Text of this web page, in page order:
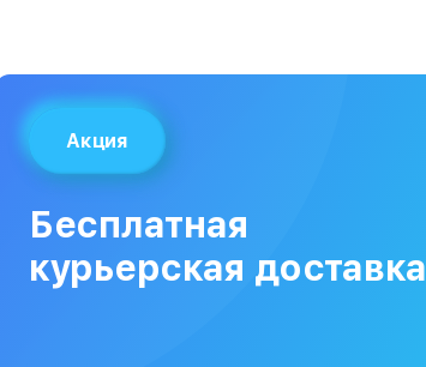
Замена платы лазерного модуля
Замена материнской платы
Сборка / разборка принтера
Акция
Бесплатная
курьерская доставка